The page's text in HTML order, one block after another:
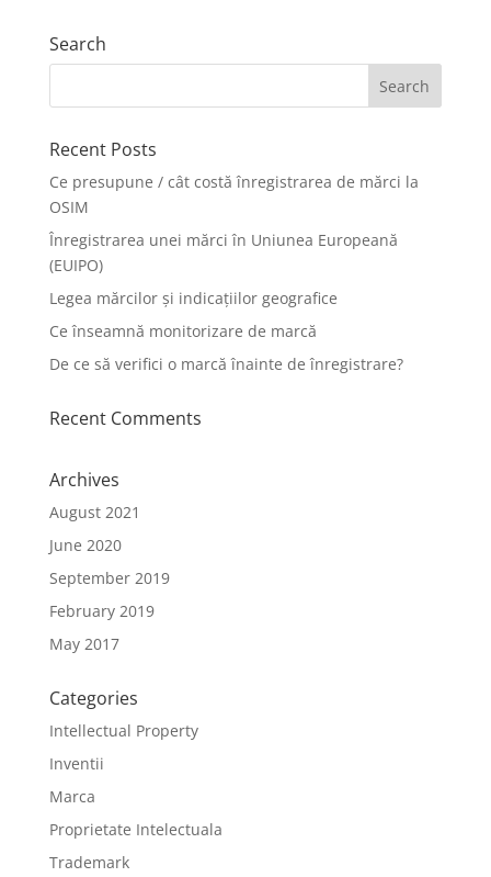
Search
Recent Posts
Ce presupune / cât costă înregistrarea de mărci la
OSIM
Înregistrarea unei mărci în Uniunea Europeană
(EUIPO)
Legea mărcilor și indicațiilor geografice
Ce înseamnă monitorizare de marcă
De ce să verifici o marcă înainte de înregistrare?
Recent Comments
Archives
August 2021
June 2020
September 2019
February 2019
May 2017
Categories
Intellectual Property
Inventii
Marca
Proprietate Intelectuala
Trademark